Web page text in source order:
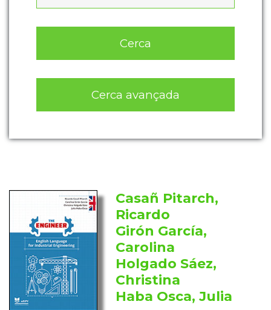
Cerca
Cerca avançada
Casañ Pitarch,
Ricardo
Girón García,
Carolina
Holgado Sáez,
Christina
Haba Osca, Julia